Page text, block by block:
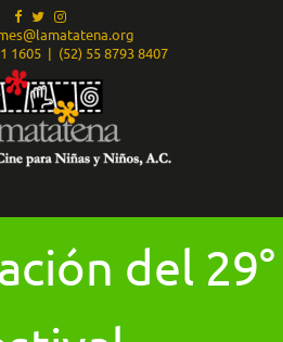
1605 | (52) 55 8793 8407
del 29°